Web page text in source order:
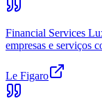
Financial Services
empresas e serviços
Le Figaro